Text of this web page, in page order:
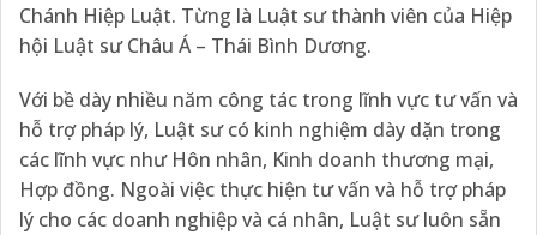
Chánh Hiệp Luật. Từng là Luật sư thành viên của Hiệp
hội Luật sư Châu Á – Thái Bình Dương.
Với bề dày nhiều năm công tác trong lĩnh vực tư vấn và
hỗ trợ pháp lý, Luật sư có kinh nghiệm dày dặn trong
các lĩnh vực như Hôn nhân, Kinh doanh thương mại,
Hợp đồng. Ngoài việc thực hiện tư vấn và hỗ trợ pháp
lý cho các doanh nghiệp và cá nhân, Luật sư luôn sẵn